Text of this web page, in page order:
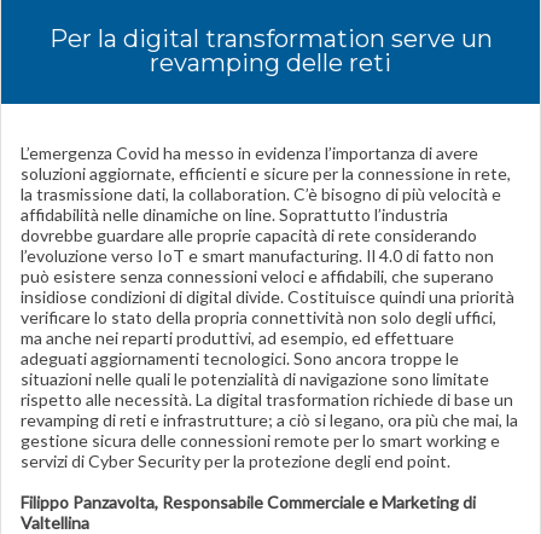
Per la digital transformation serve un
revamping delle reti
L’emergenza Covid ha messo in evidenza l’importanza di avere
soluzioni aggiornate, efficienti e sicure per la connessione in rete,
la trasmissione dati, la collaboration. C’è bisogno di più velocità e
affidabilità nelle dinamiche on line. Soprattutto l’industria
dovrebbe guardare alle proprie capacità di rete considerando
l’evoluzione verso IoT e smart manufacturing. Il 4.0 di fatto non
può esistere senza connessioni veloci e affidabili, che superano
insidiose condizioni di digital divide. Costituisce quindi una priorità
verificare lo stato della propria connettività non solo degli uffici,
ma anche nei reparti produttivi, ad esempio, ed effettuare
adeguati aggiornamenti tecnologici. Sono ancora troppe le
situazioni nelle quali le potenzialità di navigazione sono limitate
rispetto alle necessità. La digital trasformation richiede di base un
revamping di reti e infrastrutture; a ciò si legano, ora più che mai, la
gestione sicura delle connessioni remote per lo smart working e
servizi di Cyber Security per la protezione degli end point.
Filippo Panzavolta, Responsabile Commerciale e Marketing di
Valtellina